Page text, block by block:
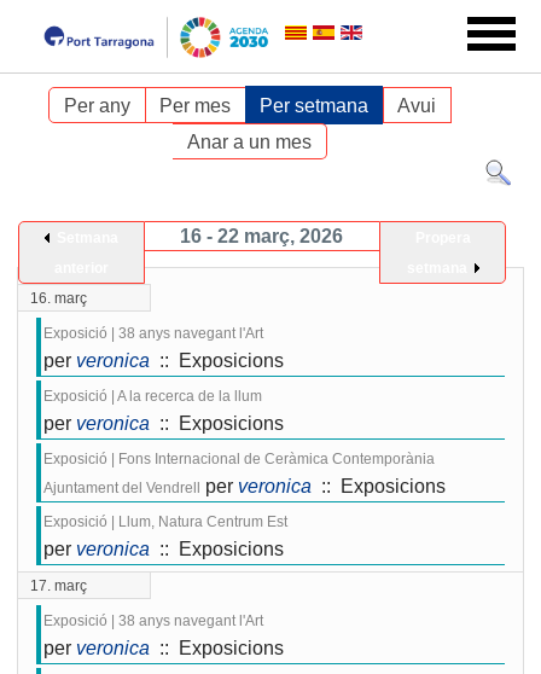
Per any Per mes Per setmana
Avui
Anar a un mes
16 - 22 març, 2026
16. març
Exposició | 38 anys navegant l'Art
per veronica :: Exposicions
Exposició | A la recerca de la llum
per veronica :: Exposicions
Exposició | Fons Internacional de Ceràmica Contemporània
Ajuntament del Vendrell
per veronica :: Exposicions
Exposició | Llum, Natura Centrum Est
per veronica :: Exposicions
17. març
Exposició | 38 anys navegant l'Art
per veronica :: Exposicions